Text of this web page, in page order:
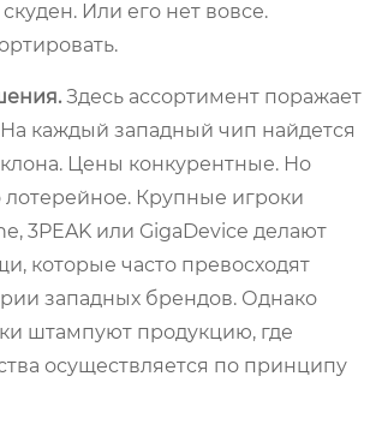
Или его нет вовсе.
Здесь ассортимент поражает
каждый западный чип найдется
Цены конкурентные. Но
лотерейное. Крупные игроки
3PEAK или GigaDevice делают
которые часто превосходят
западных брендов. Однако
штампуют продукцию, где
осуществляется по принципу